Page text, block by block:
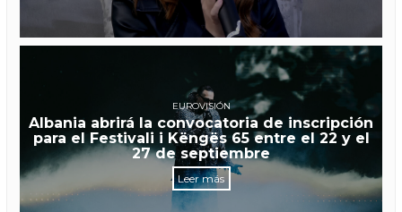
EUROVISIÓN
Albania abrirá la convocatoria de inscripción
para el Festivali i Këngës 65 entre el 22 y el
27 de septiembre
Leer más